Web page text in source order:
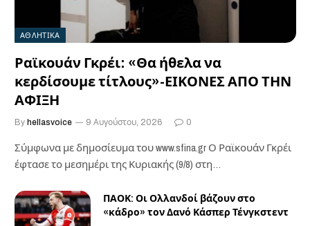
ΑΘΛΗΤΙΚΑ
Ραϊκουάν Γκρέι: «Θα ήθελα να
κερδίσουμε τίτλους»-ΕΙΚΟΝΕΣ ΑΠΟ ΤΗΝ
ΑΦΙΞΗ
By hellasvoice 9 Αυγούστου, 2026 0
Σύμφωνα με δημοσίευμα του www.sfina.gr Ο Ραϊκουάν Γκρέι
έφτασε το μεσημέρι της Κυριακής (9/8) στη…
ΠΑΟΚ: Οι Ολλανδοί βάζουν στο
«κάδρο» τον Δανό Κάσπερ Τένγκστεντ